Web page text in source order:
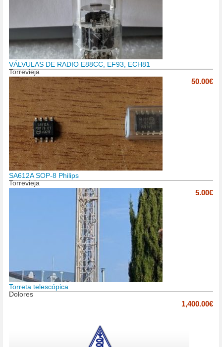
VÁLVULAS DE RADIO E88CC, EF93, ECH81
Torrevieja
50.00€
SA612A SOP-8 Philips
Torrevieja
5.00€
Torreta telescópica
Dolores
1,400.00€